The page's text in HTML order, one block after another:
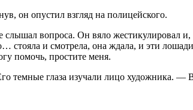
он опустил взгляд на полицейского.
вопроса. Он вяло жестикулировал
стояла и смотрела, она ждала, и эти
помочь, простите меня.
глаза изучали лицо художника. —